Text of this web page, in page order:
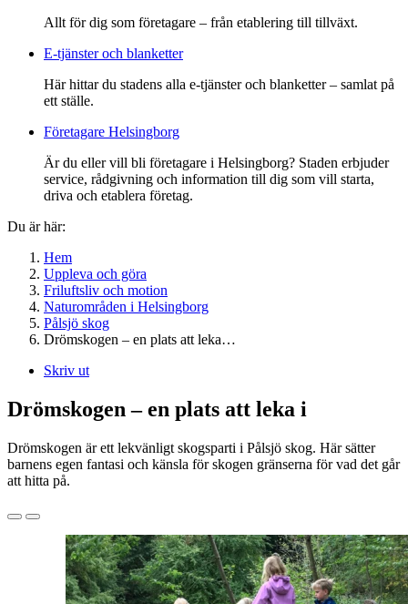
Allt för dig som företagare – från etablering till tillväxt.
E-tjänster och blanketter
Här hittar du stadens alla e-tjänster och blanketter – samlat på
ett ställe.
Företagare Helsingborg
Är du eller vill bli företagare i Helsingborg? Staden erbjuder
service, rådgivning och information till dig som vill starta,
driva och etablera företag.
Du är här:
Hem
Uppleva och göra
Friluftsliv och motion
Naturområden i Helsingborg
Pålsjö skog
Drömskogen – en plats att leka…
Skriv ut
Drömskogen – en plats att leka i
Drömskogen är ett lekvänligt skogsparti i Pålsjö skog. Här sätter
barnens egen fantasi och känsla för skogen gränserna för vad det går
att hitta på.